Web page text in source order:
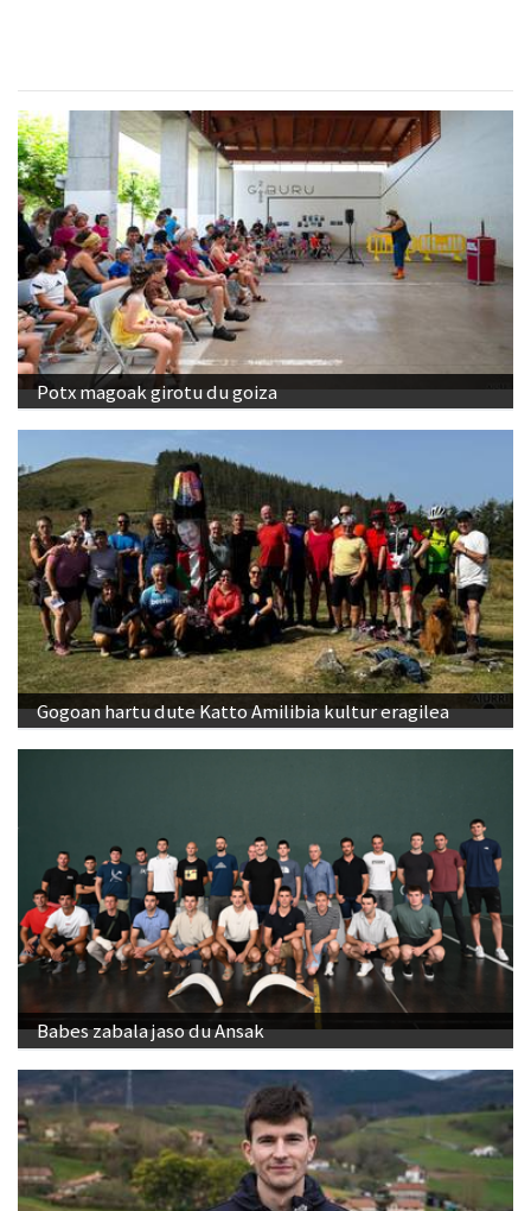
Potx magoak girotu du goiza
Gogoan hartu dute Katto Amilibia kultur eragilea
Babes zabala jaso du Ansak